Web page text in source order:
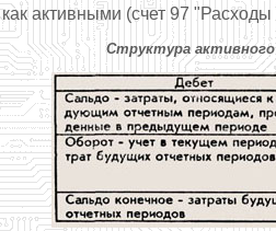
активными (счет 97
Структура